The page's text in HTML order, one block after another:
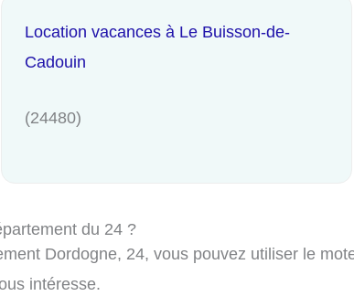
Location vacances à Le Buisson-de-
Cadouin
(24480)
du 24 ?
Dordogne, 24, vous pouvez utiliser le
intéresse.